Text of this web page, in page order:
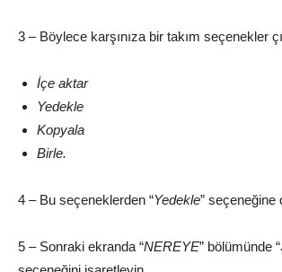
3 – Böylece karşınıza bir takım seçenekler
İçe aktar
Yedekle
Kopyala
Birle.
4 – Bu seçeneklerden “Yedekle” seçeneğine
5 – Sonraki ekranda “NEREYE” bölümünde “